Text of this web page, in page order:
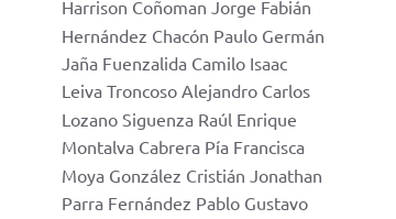
Harrison Coñoman Jorge Fabián
Hernández Chacón Paulo Germán
Jaña Fuenzalida Camilo Isaac
Leiva Troncoso Alejandro Carlos
Lozano Siguenza Raúl Enrique
Montalva Cabrera Pía Francisca
Moya González Cristián Jonathan
Parra Fernández Pablo Gustavo